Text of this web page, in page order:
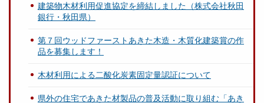
建築物木材利用促進協定を締結しました（株式会社秋田
銀行・秋田県）
第７回ウッドファーストあきた木造・木質化建築賞の作
品を募集します！
木材利用による二酸化炭素固定量認証について
県外の住宅であきた材製品の普及活動に取り組む「あき